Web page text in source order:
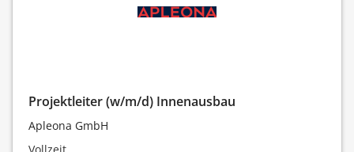
Projektleiter (w/m/d) Innenausbau
Apleona GmbH